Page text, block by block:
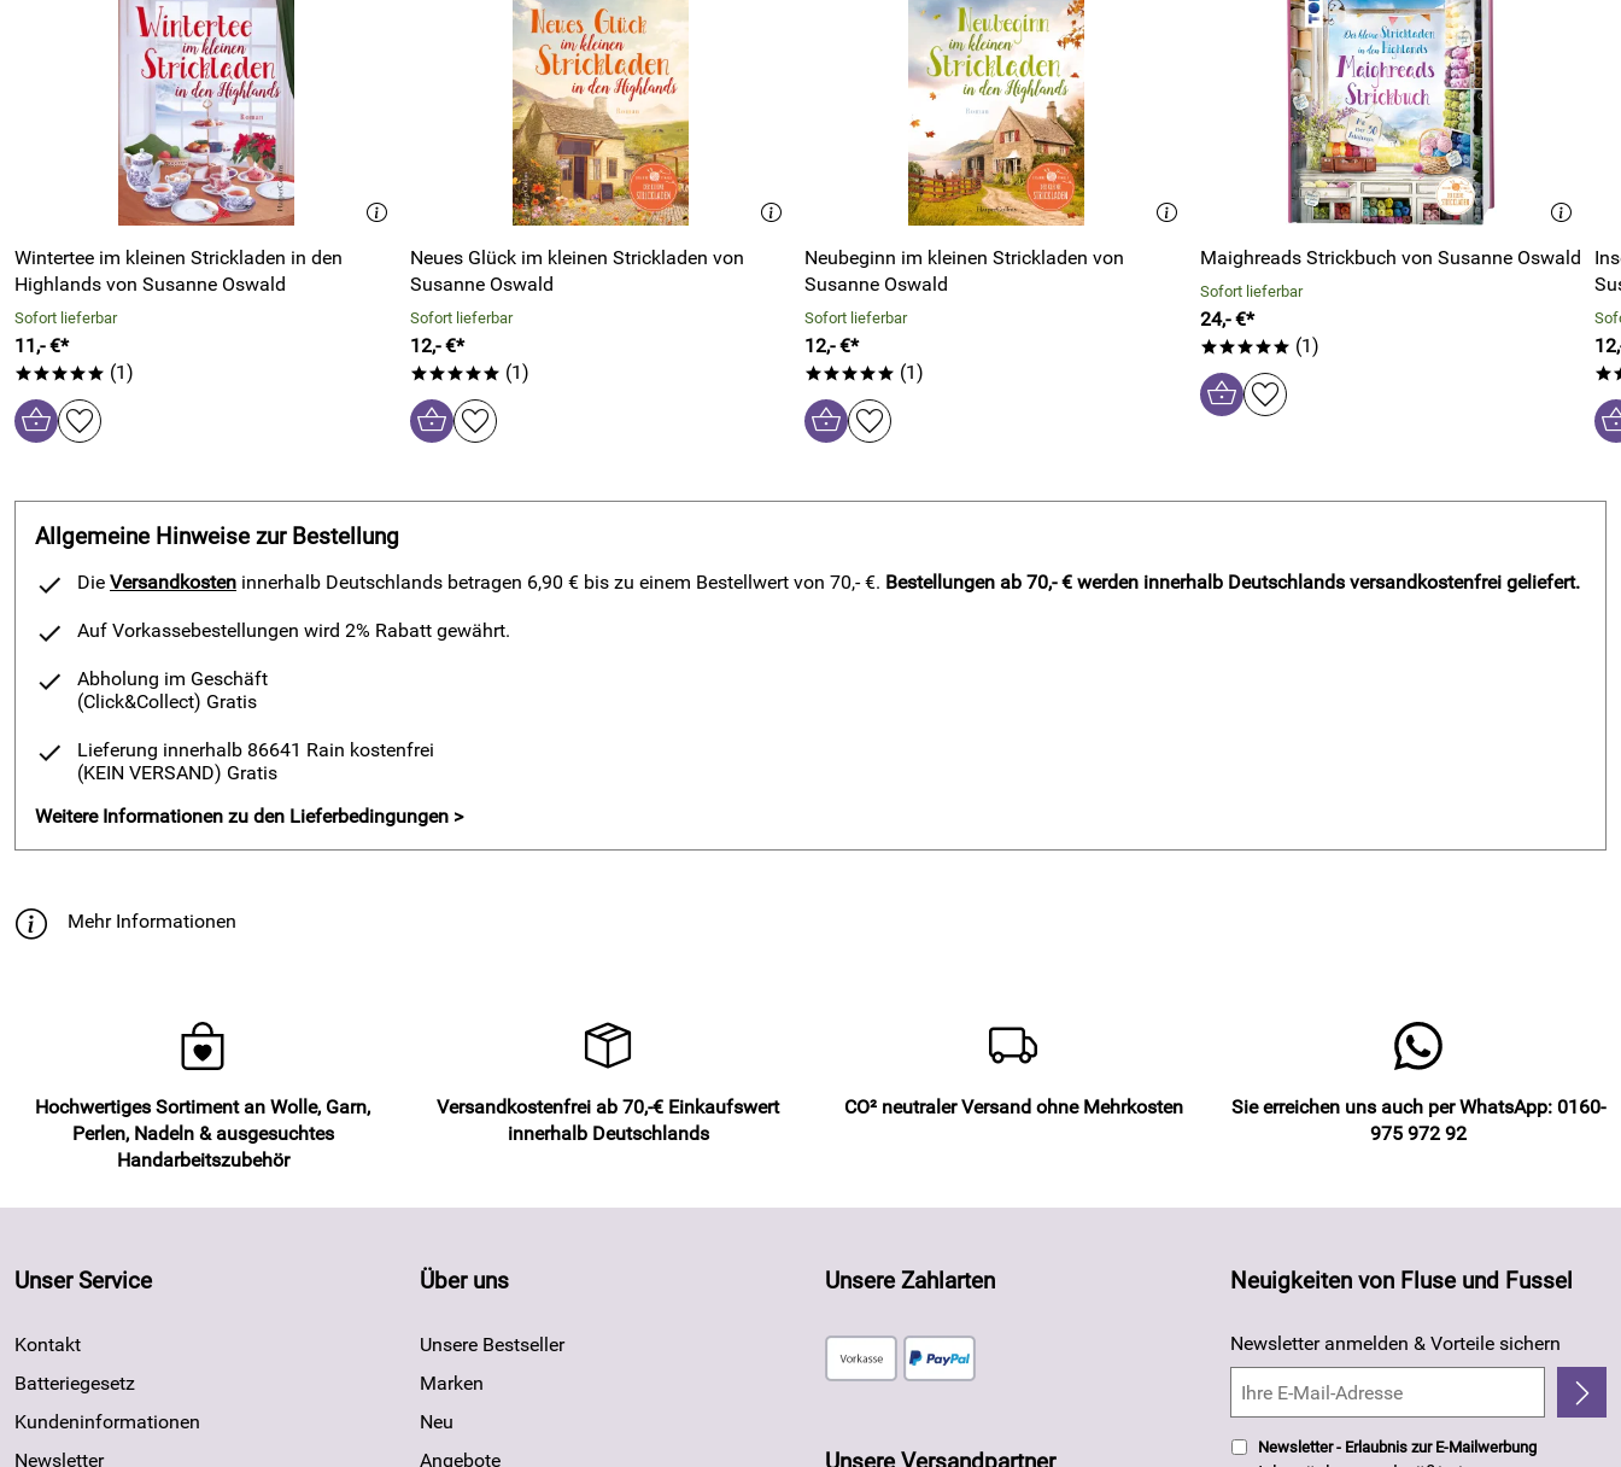
Wintertee im kleinen Strickladen in den
Highlands von Susanne Oswald
Sofort lieferbar
11,- €*
***** (1)
Neues Glück im kleinen Strickladen von
Susanne Oswald
Sofort lieferbar
12,- €*
***** (1)
Neubeginn im kleinen Strickladen von
Susanne Oswald
Sofort lieferbar
12,- €*
***** (1)
Maighreads Strickbuch von Susanne Oswald
Sofort lieferbar
24,- €*
***** (1)
Allgemeine Hinweise zur Bestellung
Die Versandkosten innerhalb Deutschlands betragen 6,90 € bis zu einem Bestellwert von 70,- €. Bestellungen ab 70,- € werden innerhalb Deutschlands versandkostenfrei geliefert.
Auf Vorkassebestellungen wird 2% Rabatt gewährt.
Abholung im Geschäft
(Click&Collect) Gratis
Lieferung innerhalb 86641 Rain kostenfrei
(KEIN VERSAND) Gratis
Weitere Informationen zu den Lieferbedingungen >
Mehr Informationen
Hochwertiges Sortiment an Wolle, Garn,
Perlen, Nadeln & ausgesuchtes
Handarbeitszubehör
Versandkostenfrei ab 70,-€ Einkaufswert
innerhalb Deutschlands
CO² neutraler Versand ohne Mehrkosten
Sie erreichen uns auch per WhatsApp: 0160-
975 972 92
Unser Service
Kontakt
Batteriegesetz
Kundeninformationen
Newsletter
Über uns
Unsere Bestseller
Marken
Neu
Angebote
Unsere Zahlarten Neuigkeiten von Fluse und Fussel
Newsletter anmelden & Vorteile sichern
Newsletter - Erlaubnis zur E-Mailwerbung